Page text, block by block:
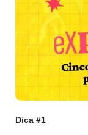
Dica #1